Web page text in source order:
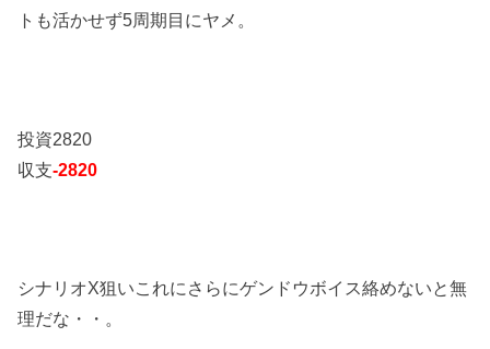
トも活かせず5周期目にヤメ。
投資2820
収支-2820
シナリオX狙いこれにさらにゲンドウボイス絡めないと無
理だな・・。